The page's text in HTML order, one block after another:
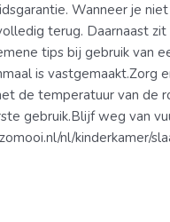
Wanneer je
terug. Daarnaast
tips bij gebruik van
is vastgemaakt.Zorg
de temperatuur van de
gebruik.Blijf weg van
nl/kinderkamer/